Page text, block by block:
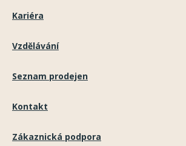
Kariéra
Vzdělávání
Seznam prodejen
Kontakt
Zákaznická podpora